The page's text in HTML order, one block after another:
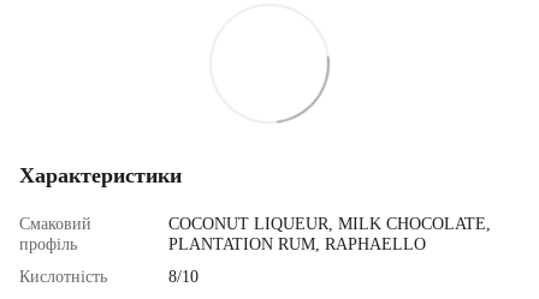
Характеристики
Смаковий
профіль
COCONUT LIQUEUR, MILK CHOCOLATE,
PLANTATION RUM, RAPHAELLO
Кислотність
8/10